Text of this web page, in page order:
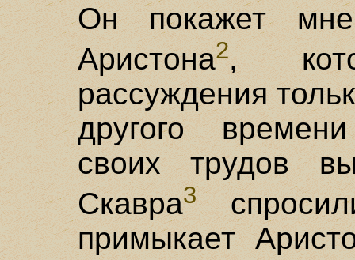
Он покажет
Аристона2,
рассуждения
другого
своих трудов
Скавра3
примыкает